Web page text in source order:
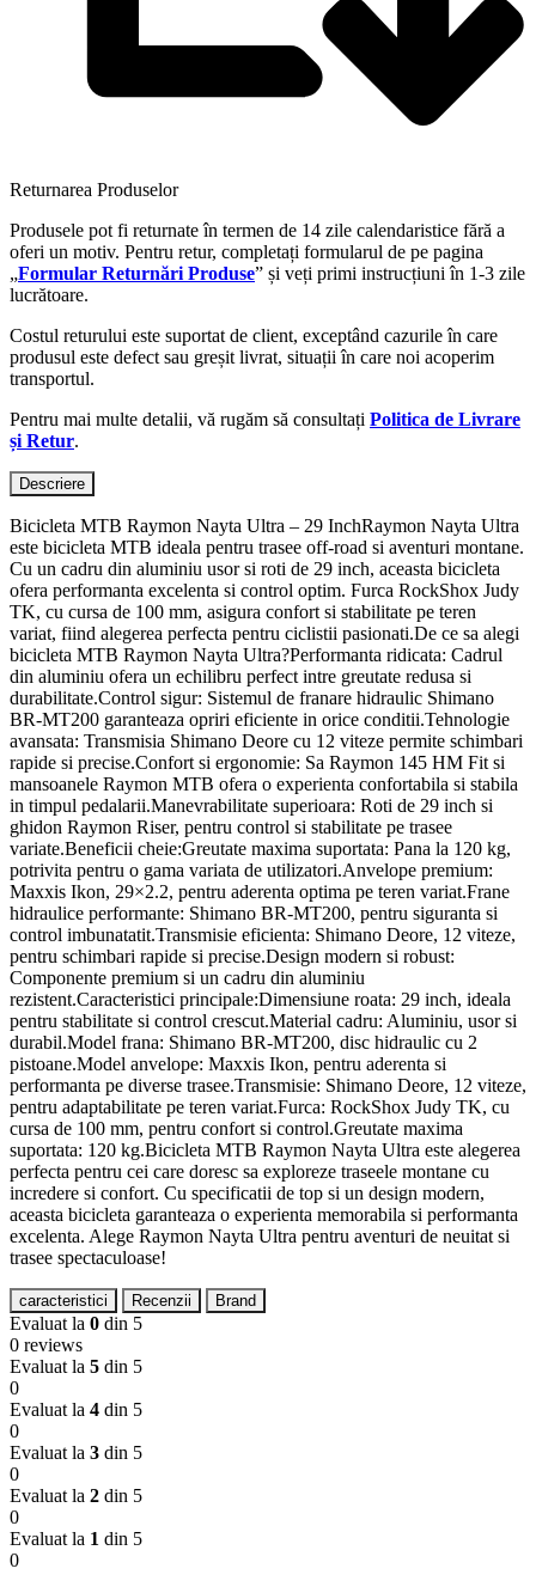
Returnarea Produselor
Produsele pot fi returnate în termen de 14 zile calendaristice fără a
oferi un motiv. Pentru retur, completați formularul de pe pagina
„Formular Returnări Produse” și veți primi instrucțiuni în 1-3 zile
lucrătoare.
Costul returului este suportat de client, exceptând cazurile în care
produsul este defect sau greșit livrat, situații în care noi acoperim
transportul.
Pentru mai multe detalii, vă rugăm să consultați Politica de Livrare
și Retur.
Descriere
Bicicleta MTB Raymon Nayta Ultra – 29 InchRaymon Nayta Ultra
este bicicleta MTB ideala pentru trasee off-road si aventuri montane.
Cu un cadru din aluminiu usor si roti de 29 inch, aceasta bicicleta
ofera performanta excelenta si control optim. Furca RockShox Judy
TK, cu cursa de 100 mm, asigura confort si stabilitate pe teren
variat, fiind alegerea perfecta pentru ciclistii pasionati.De ce sa alegi
bicicleta MTB Raymon Nayta Ultra?Performanta ridicata: Cadrul
din aluminiu ofera un echilibru perfect intre greutate redusa si
durabilitate.Control sigur: Sistemul de franare hidraulic Shimano
BR-MT200 garanteaza opriri eficiente in orice conditii.Tehnologie
avansata: Transmisia Shimano Deore cu 12 viteze permite schimbari
rapide si precise.Confort si ergonomie: Sa Raymon 145 HM Fit si
mansoanele Raymon MTB ofera o experienta confortabila si stabila
in timpul pedalarii.Manevrabilitate superioara: Roti de 29 inch si
ghidon Raymon Riser, pentru control si stabilitate pe trasee
variate.Beneficii cheie:Greutate maxima suportata: Pana la 120 kg,
potrivita pentru o gama variata de utilizatori.Anvelope premium:
Maxxis Ikon, 29×2.2, pentru aderenta optima pe teren variat.Frane
hidraulice performante: Shimano BR-MT200, pentru siguranta si
control imbunatatit.Transmisie eficienta: Shimano Deore, 12 viteze,
pentru schimbari rapide si precise.Design modern si robust:
Componente premium si un cadru din aluminiu
rezistent.Caracteristici principale:Dimensiune roata: 29 inch, ideala
pentru stabilitate si control crescut.Material cadru: Aluminiu, usor si
durabil.Model frana: Shimano BR-MT200, disc hidraulic cu 2
pistoane.Model anvelope: Maxxis Ikon, pentru aderenta si
performanta pe diverse trasee.Transmisie: Shimano Deore, 12 viteze,
pentru adaptabilitate pe teren variat.Furca: RockShox Judy TK, cu
cursa de 100 mm, pentru confort si control.Greutate maxima
suportata: 120 kg.Bicicleta MTB Raymon Nayta Ultra este alegerea
perfecta pentru cei care doresc sa exploreze traseele montane cu
incredere si confort. Cu specificatii de top si un design modern,
aceasta bicicleta garanteaza o experienta memorabila si performanta
excelenta. Alege Raymon Nayta Ultra pentru aventuri de neuitat si
trasee spectaculoase!
caracteristici Recenzii Brand
Evaluat la 0 din 5
0 reviews
Evaluat la 5 din 5
0
Evaluat la 4 din 5
0
Evaluat la 3 din 5
0
Evaluat la 2 din 5
0
Evaluat la 1 din 5
0